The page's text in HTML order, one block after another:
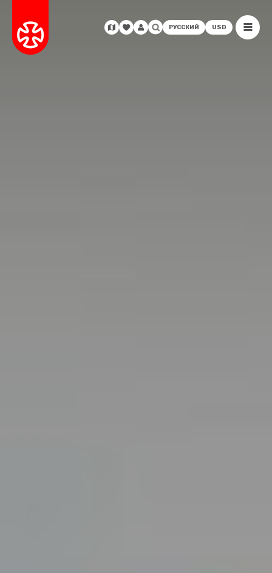
РУССКИЙ USD